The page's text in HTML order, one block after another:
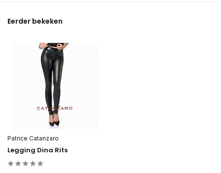
Eerder bekeken
Patrice Catanzaro
Legging Dina Rits